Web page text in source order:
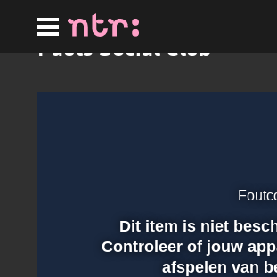
hoofdinhoud
Pauls Social Club
Dit item is niet
Controleer of jouw
afspelen van